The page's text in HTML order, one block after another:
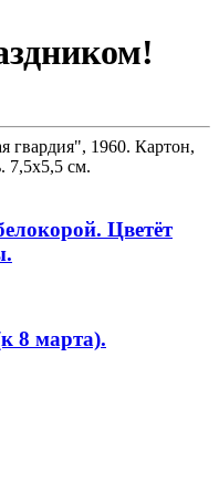
1960. Картон,
7,5х5,5 см.
Цветёт
8 марта).